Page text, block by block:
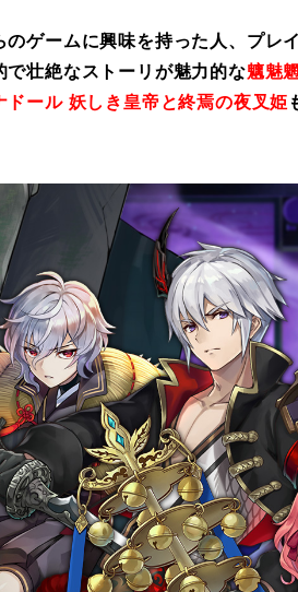
のゲームに興味を持った人、プレ
で壮絶なストーリが魅力的な魑魅
ドール 妖しき皇帝と終焉の夜叉姫